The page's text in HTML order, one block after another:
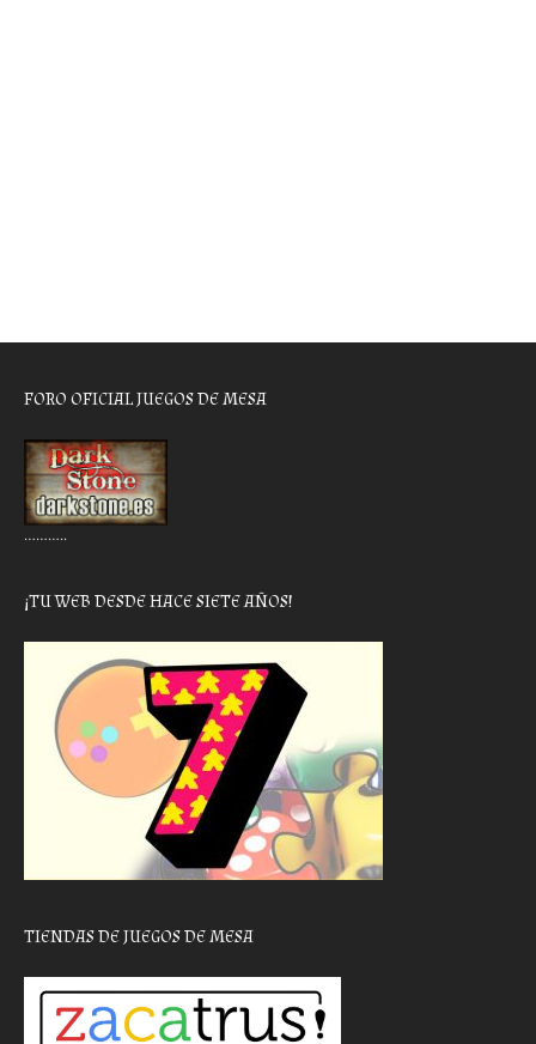
FORO OFICIAL JUEGOS DE MESA
………..
¡TU WEB DESDE HACE SIETE AÑOS!
TIENDAS DE JUEGOS DE MESA